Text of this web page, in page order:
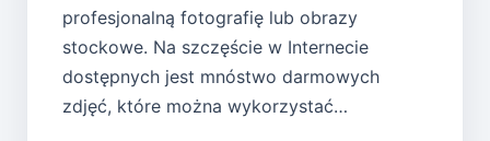
profesjonalną fotografię lub obrazy
stockowe. Na szczęście w Internecie
dostępnych jest mnóstwo darmowych
zdjęć, które można wykorzystać…